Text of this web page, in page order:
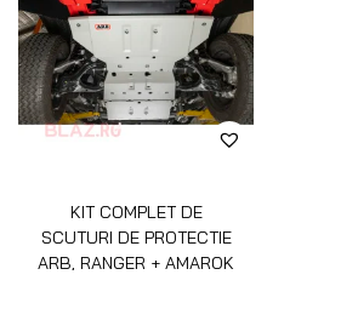
KIT COMPLET DE
SCUTURI DE PROTECTIE
ARB, RANGER + AMAROK